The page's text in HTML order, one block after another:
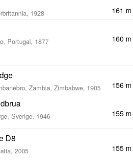
1928 161 m
Portugal, 1877 160 m
Zambia, Zimbabwe, 1905 156 m
Sverige, 1946 155 m
D8
2005 155 m